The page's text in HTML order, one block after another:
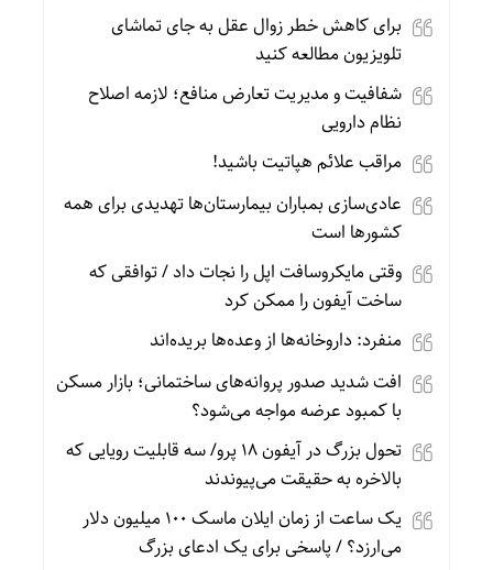
برای کاهش خطر زوال عقل به جای تماشای
تلویزیون مطالعه کنید
شفافیت و مدیریت تعارض منافع؛ لازمه اصلاح
نظام دارویی
مراقب علائم هپاتیت باشید!
عادی‌سازی بمباران بیمارستان‌ها تهدیدی برای همه
کشورها است
وقتی مایکروسافت اپل را نجات داد / توافقی که
ساخت آیفون را ممکن کرد
منفرد: داروخانه‌ها از وعده‌ها بریده‌اند
افت شدید صدور پروانه‌های ساختمانی؛ بازار مسکن
با کمبود عرضه مواجه می‌شود؟
تحول بزرگ در آیفون ۱۸ پرو/ سه قابلیت رویایی که
بالاخره به حقیقت می‌پیوندند
یک ساعت از زمان ایلان ماسک ۱۰۰ میلیون دلار
می‌ارزد؟ / پاسخی برای یک ادعای بزرگ